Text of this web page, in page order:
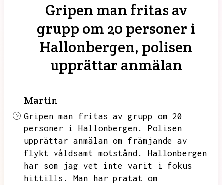
Gripen man fritas av
grupp om 20 personer i
Hallonbergen, polisen
upprättar anmälan
Martin
Gripen man fritas av grupp om 20
personer i Hallonbergen.
Polisen
upprättar anmälan om främjande av
flykt våldsamt motstånd.
Hallonbergen
har som jag vet inte varit i fokus
hittills.
Man har pratat om